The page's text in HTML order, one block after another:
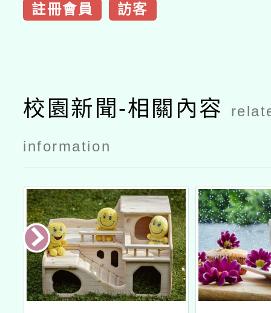
註冊會員 訪客
校園新聞-相關內容
information